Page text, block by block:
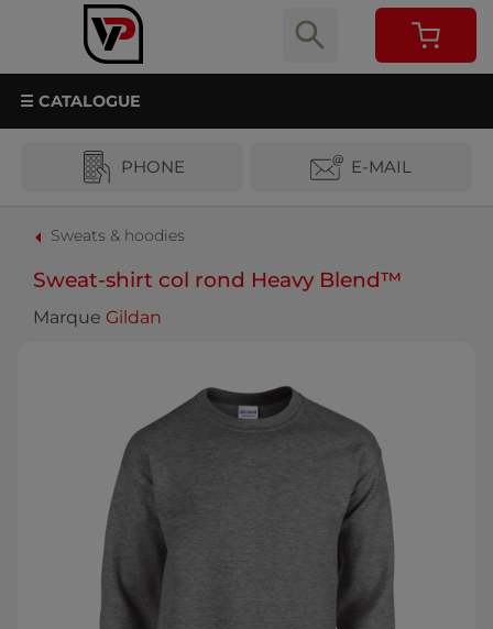
☰ CATALOGUE
PHONE E-MAIL
Sweats & hoodies
Sweat-shirt col rond Heavy Blend™
Marque Gildan